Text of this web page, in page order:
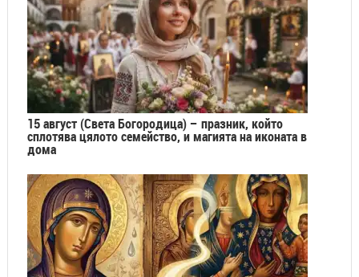
15 август (Света Богородица) – празник, който
сплотява цялото семейство, и магията на иконата в
дома